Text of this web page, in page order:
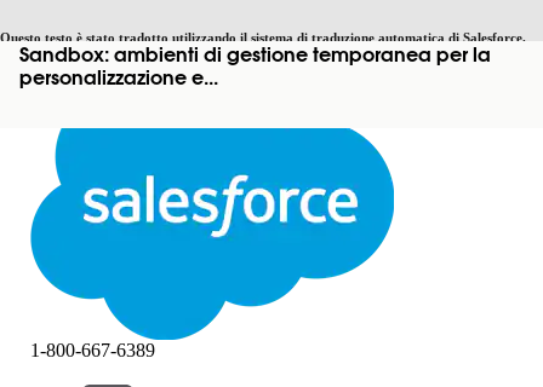
Questo testo è stato tradotto utilizzando il sistema di traduzione automatica di Salesforce.
Ulteriori dettagli sono disponibili
qui Passa all'inglese Non ora
Chiudi Chiudi
Sandbox: ambienti di gestione temporanea per la
personalizzazione e...
1-800-667-6389